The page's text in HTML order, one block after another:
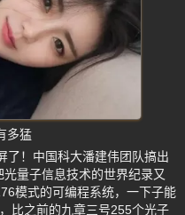
多猛
了！中国科大潘建伟团队搞出
光量子信息技术的世界纪录又
模式的可编程系统，一下子能
比之前的九章三号255个光子